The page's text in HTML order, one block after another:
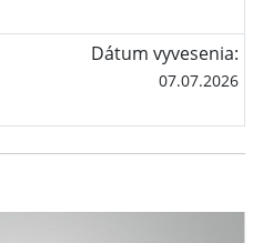
Dátum vyvesenia:
07.07.2026